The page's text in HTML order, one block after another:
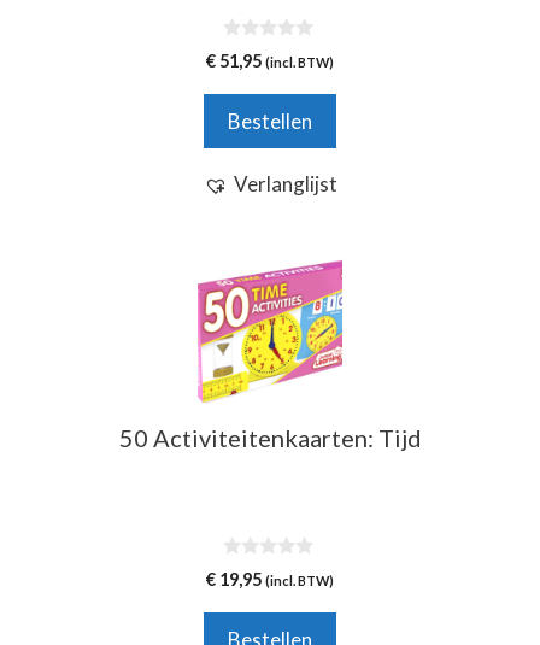
0
v
5
€ 51,95 (incl. BTW)
Bestellen
Verlanglijst
50 Activiteitenkaarten: Tijd
0
v
5
€ 19,95 (incl. BTW)
Bestellen